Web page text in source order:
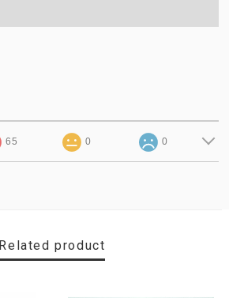
65 0 0
Related product